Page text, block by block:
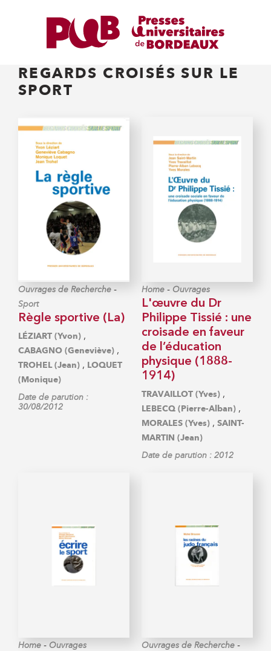
REGARDS CROISÉS SUR LE
SPORT
Ouvrages de Recherche -
Sport
Règle sportive (La)
LÉZIART (Yvon) ,
CABAGNO (Geneviève) ,
TROHEL (Jean) , LOQUET
(Monique)
Date de parution :
30/08/2012
Home - Ouvrages
L'œuvre du Dr
Philippe Tissié : une
croisade en faveur
de l’éducation
physique (1888-
1914)
TRAVAILLOT (Yves) ,
LEBECQ (Pierre-Alban) ,
MORALES (Yves) , SAINT-
MARTIN (Jean)
Date de parution : 2012
Home - Ouvrages Ouvrages de Recherche -